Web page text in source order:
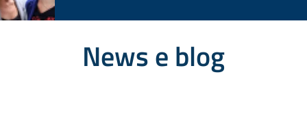
News e blog